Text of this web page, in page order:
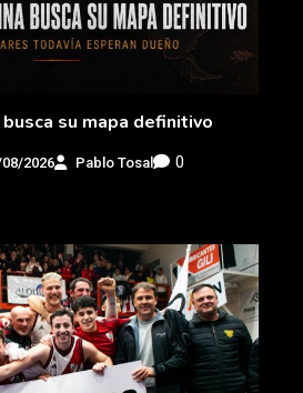
su mapa definitivo
2026 Pablo Tosal 0